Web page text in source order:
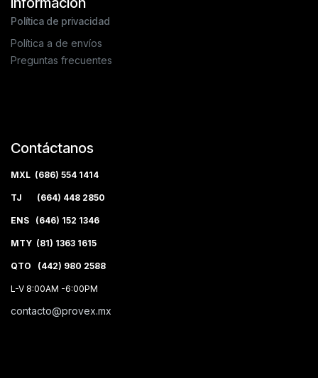
Política de privacidad
Política a de envíos
Preguntas frecuentes
Contáctanos
MXL (686) 554 1414
TJ (664) 448 2850
ENS (646) 152 1346
MTY (81) 1363 1615
QTO (442) 980 2588
L-V 8:00AM -6:00PM
contacto@provex.mx